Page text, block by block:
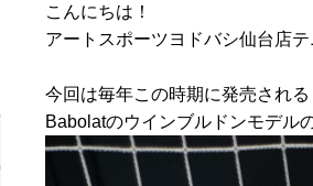
こんにちは！
アートスポーツヨドバシ仙台店
今回は毎年この時期に発売される
Babolatのウインブルドンモデル